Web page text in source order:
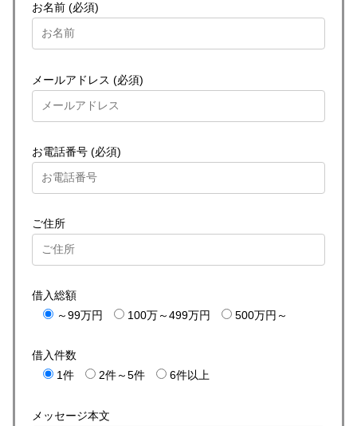
お名前 (必須)
メールアドレス (必須)
お電話番号 (必須)
ご住所
借入総額
～99万円
100万～499万円 500万円～
借入件数
1件
2件～5件 6件以上
メッセージ本文